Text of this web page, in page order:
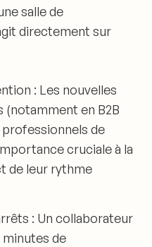
salle de
directement sur
: Les nouvelles
(notamment en B2B
de
cruciale à la
de leur rythme
: Un collaborateur
minutes de